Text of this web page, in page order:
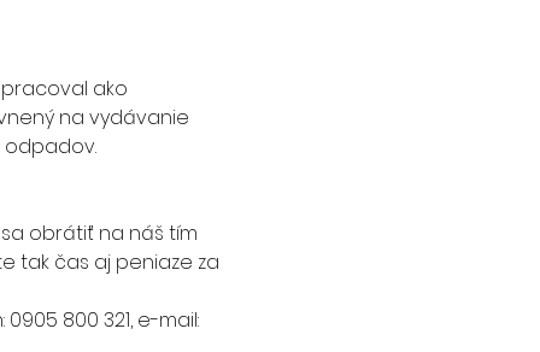
ako
na vydávanie
obrátiť na náš tím
tak čas aj peniaze za
800 321, e-mail: